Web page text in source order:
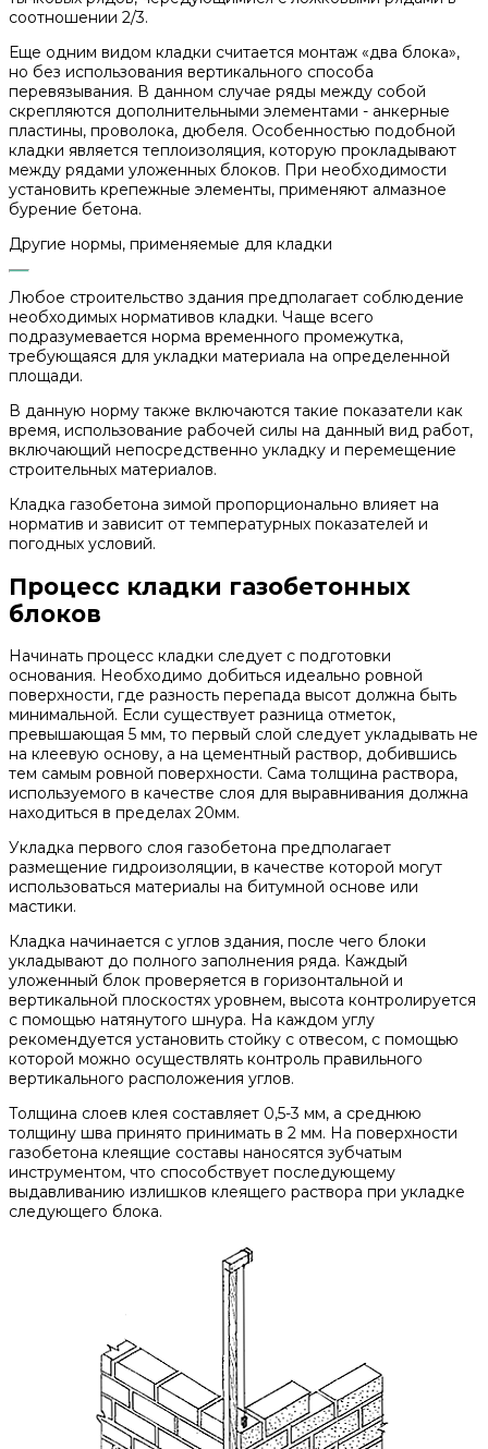
соотношении 2/3.
Еще одним видом кладки считается монтаж «два блока»,
но без использования вертикального способа
перевязывания. В данном случае ряды между собой
скрепляются дополнительными элементами - анкерные
пластины, проволока, дюбеля. Особенностью подобной
кладки является теплоизоляция, которую прокладывают
между рядами уложенных блоков. При необходимости
установить крепежные элементы, применяют алмазное
бурение бетона.
Другие нормы, применяемые для кладки
Любое строительство здания предполагает соблюдение
необходимых нормативов кладки. Чаще всего
подразумевается норма временного промежутка,
требующаяся для укладки материала на определенной
площади.
В данную норму также включаются такие показатели как
время, использование рабочей силы на данный вид работ,
включающий непосредственно укладку и перемещение
строительных материалов.
Кладка газобетона зимой пропорционально влияет на
норматив и зависит от температурных показателей и
погодных условий.
Процесс кладки газобетонных
блоков
Начинать процесс кладки следует с подготовки
основания. Необходимо добиться идеально ровной
поверхности, где разность перепада высот должна быть
минимальной. Если существует разница отметок,
превышающая 5 мм, то первый слой следует укладывать не
на клеевую основу, а на цементный раствор, добившись
тем самым ровной поверхности. Сама толщина раствора,
используемого в качестве слоя для выравнивания должна
находиться в пределах 20мм.
Укладка первого слоя газобетона предполагает
размещение гидроизоляции, в качестве которой могут
использоваться материалы на битумной основе или
мастики.
Кладка начинается с углов здания, после чего блоки
укладывают до полного заполнения ряда. Каждый
уложенный блок проверяется в горизонтальной и
вертикальной плоскостях уровнем, высота контролируется
с помощью натянутого шнура. На каждом углу
рекомендуется установить стойку с отвесом, с помощью
которой можно осуществлять контроль правильного
вертикального расположения углов.
Толщина слоев клея составляет 0,5-3 мм, а среднюю
толщину шва принято принимать в 2 мм. На поверхности
газобетона клеящие составы наносятся зубчатым
инструментом, что способствует последующему
выдавливанию излишков клеящего раствора при укладке
следующего блока.